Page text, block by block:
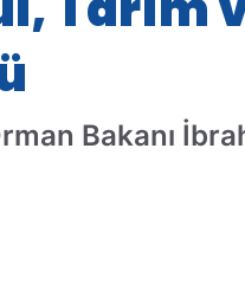
Bakanı